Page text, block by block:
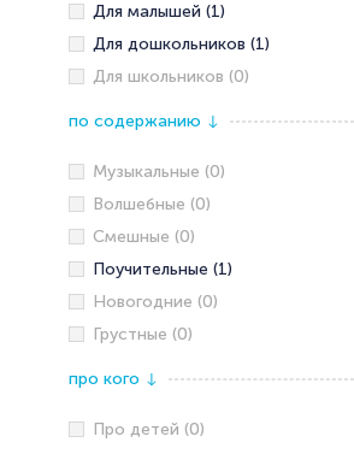
Для малышей (1)
Для дошкольников (1)
Для школьников (0)
по содержанию ↓
Музыкальные (0)
Волшебные (0)
Смешные (0)
Поучительные (1)
Новогодние (0)
Грустные (0)
про кого ↓
Про детей (0)